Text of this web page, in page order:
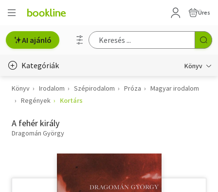
Üres
AI ajánló
Kategóriák Könyv
Életmód, egészség
Gyermek- és ifjúsági
Hobbi, szabadidő
Könyv Irodalom Szépirodalom Próza
Magyar irodalom
Regények
Kortárs
A fehér király
Dragomán György